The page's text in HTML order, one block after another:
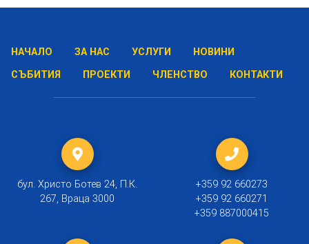
НАЧАЛО ЗА НАС УСЛУГИ
НОВИНИ
СЪБИТИЯ
ПРОЕКТИ ЧЛЕНСТВО КОНТАКТИ
бул. Христо Ботев 24, П.К.
267, Враца 3000
+359 92 660273
+359 92 660271
+359 887000415